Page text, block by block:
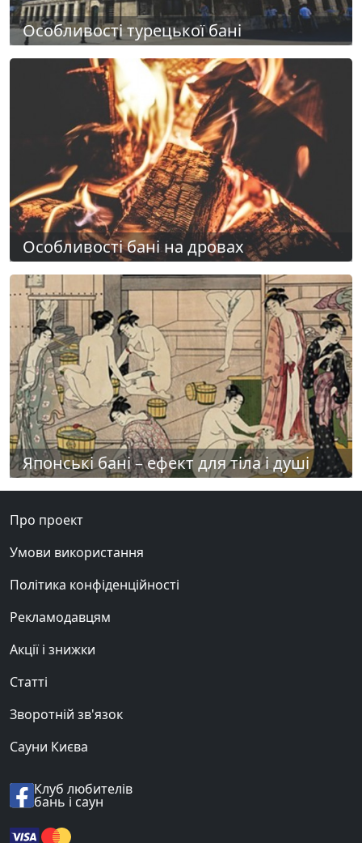
Особливості турецької бані
Особливості бані на дровах
Японські бані – ефект для тіла і душі
Про проект
Умови використання
Політика конфіденційності
Рекламодавцям
Акції і знижки
Статті
Зворотній зв'язок
Сауни Києва
Клуб любителів
бань і саун